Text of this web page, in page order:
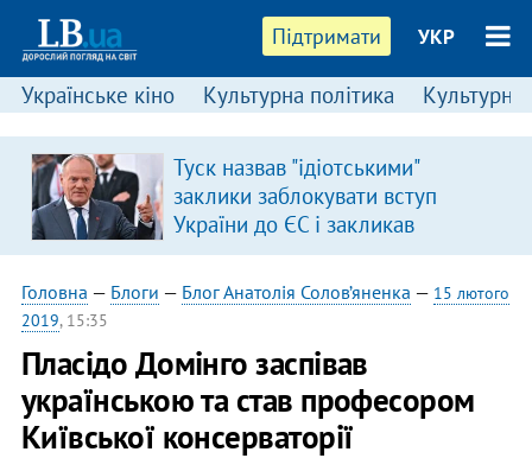
Підтримати УКР
Українське кіно Культурна політика Культурні
Туск назвав "ідіотськими"
заклики заблокувати вступ
України до ЄС і закликав
припинити антиукраїнську
риторику
Головна — Блоги — Блог Анатолія Солов’яненка — 15 лютого
2019, 15:35
Пласідо Домінго заспівав
українською та став професором
Київської консерваторії